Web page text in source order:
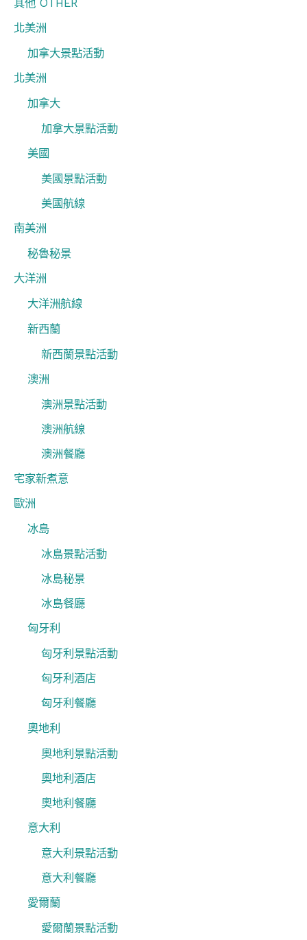
其他 OTHER
北美洲
加拿大景點活動
北美洲
加拿大
加拿大景點活動
美國
美國景點活動
美國航線
南美洲
秘魯秘景
大洋洲
大洋洲航線
新西蘭
新西蘭景點活動
澳洲
澳洲景點活動
澳洲航線
澳洲餐廳
宅家新煮意
歐洲
冰島
冰島景點活動
冰島秘景
冰島餐廳
匈牙利
匈牙利景點活動
匈牙利酒店
匈牙利餐廳
奧地利
奧地利景點活動
奧地利酒店
奧地利餐廳
意大利
意大利景點活動
意大利餐廳
愛爾蘭
愛爾蘭景點活動